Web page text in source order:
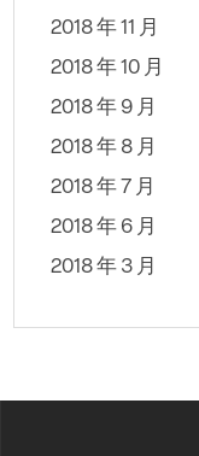
2018 年 11 月
2018 年 10 月
2018 年 9 月
2018 年 8 月
2018 年 7 月
2018 年 6 月
2018 年 3 月